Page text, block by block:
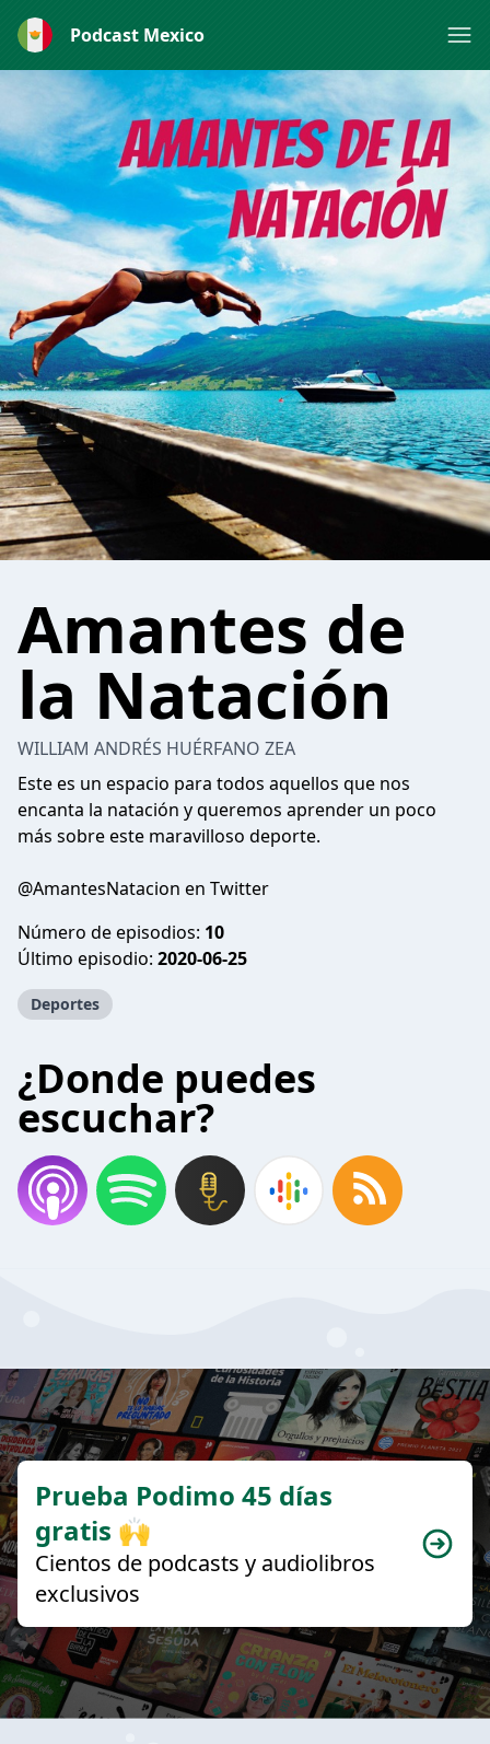
Podcast Mexico
Amantes de
la Natación
WILLIAM ANDRÉS HUÉRFANO ZEA
Este es un espacio para todos aquellos que nos
encanta la natación y queremos aprender un poco
más sobre este maravilloso deporte.
@AmantesNatacion en Twitter
Número de episodios: 10
Último episodio: 2020-06-25
Deportes
¿Donde puedes
escuchar?
Prueba Podimo 45 días
gratis 🙌
Cientos de podcasts y audiolibros
exclusivos